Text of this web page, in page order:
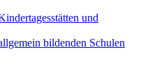
und
bildenden Schulen